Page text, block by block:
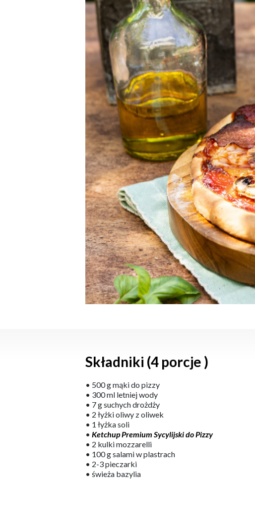
Składniki (4 porcje )
• 500 g mąki do pizzy
• 300 ml letniej wody
• 7 g suchych drożdży
• 2 łyżki oliwy z oliwek
• 1 łyżka soli
• Ketchup Premium Sycylijski do Pizzy
• 2 kulki mozzarelli
• 100 g salami w plastrach
• 2-3 pieczarki
• świeża bazylia